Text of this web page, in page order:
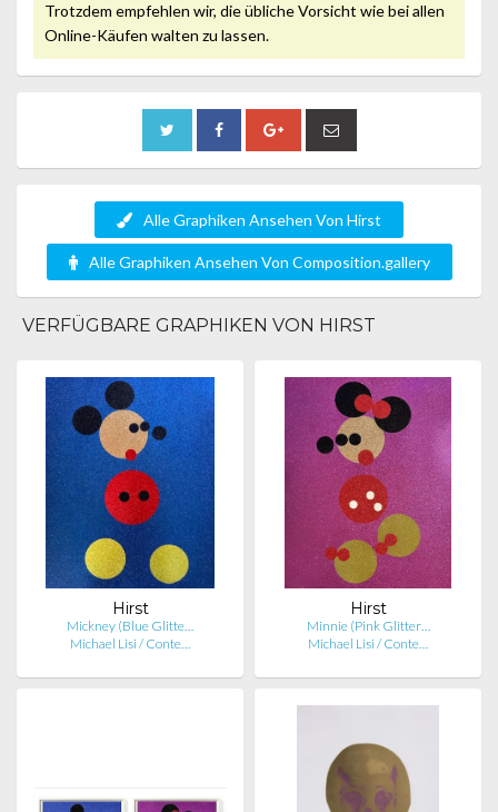
Trotzdem empfehlen wir, die übliche Vorsicht wie bei allen
Online-Käufen walten zu lassen.
Alle Graphiken Ansehen Von Hirst
Alle Graphiken Ansehen Von Composition.gallery
VERFÜGBARE GRAPHIKEN VON HIRST
Hirst
Mickney (Blue Glitte…
Michael Lisi / Conte…
Hirst
Minnie (Pink Glitter…
Michael Lisi / Conte…